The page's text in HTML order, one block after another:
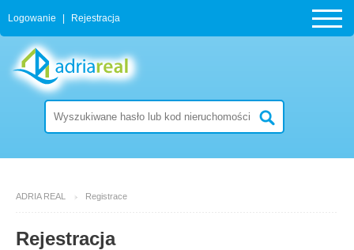
Logowanie Rejestracja
ADRIA REAL Registrace
Rejestracja